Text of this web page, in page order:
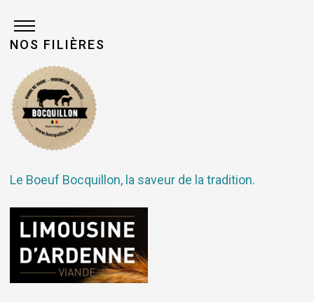
NOS FILIÈRES
Le Boeuf Bocquillon, la saveur de la tradition.